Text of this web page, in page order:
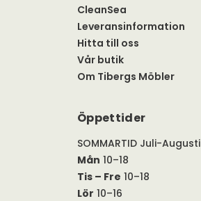
CleanSea
Leveransinformation
Hitta till oss
Vår butik
Om Tibergs Möbler
Öppettider
SOMMARTID Juli-Augusti
Mån 10–18
Tis – Fre 10–18
Lör 10–16